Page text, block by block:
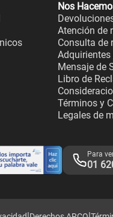
Nos
Atención de
Consulta de
Adquirientes
Mensaje de
Libro de
Términos y
Legales de
Para
01